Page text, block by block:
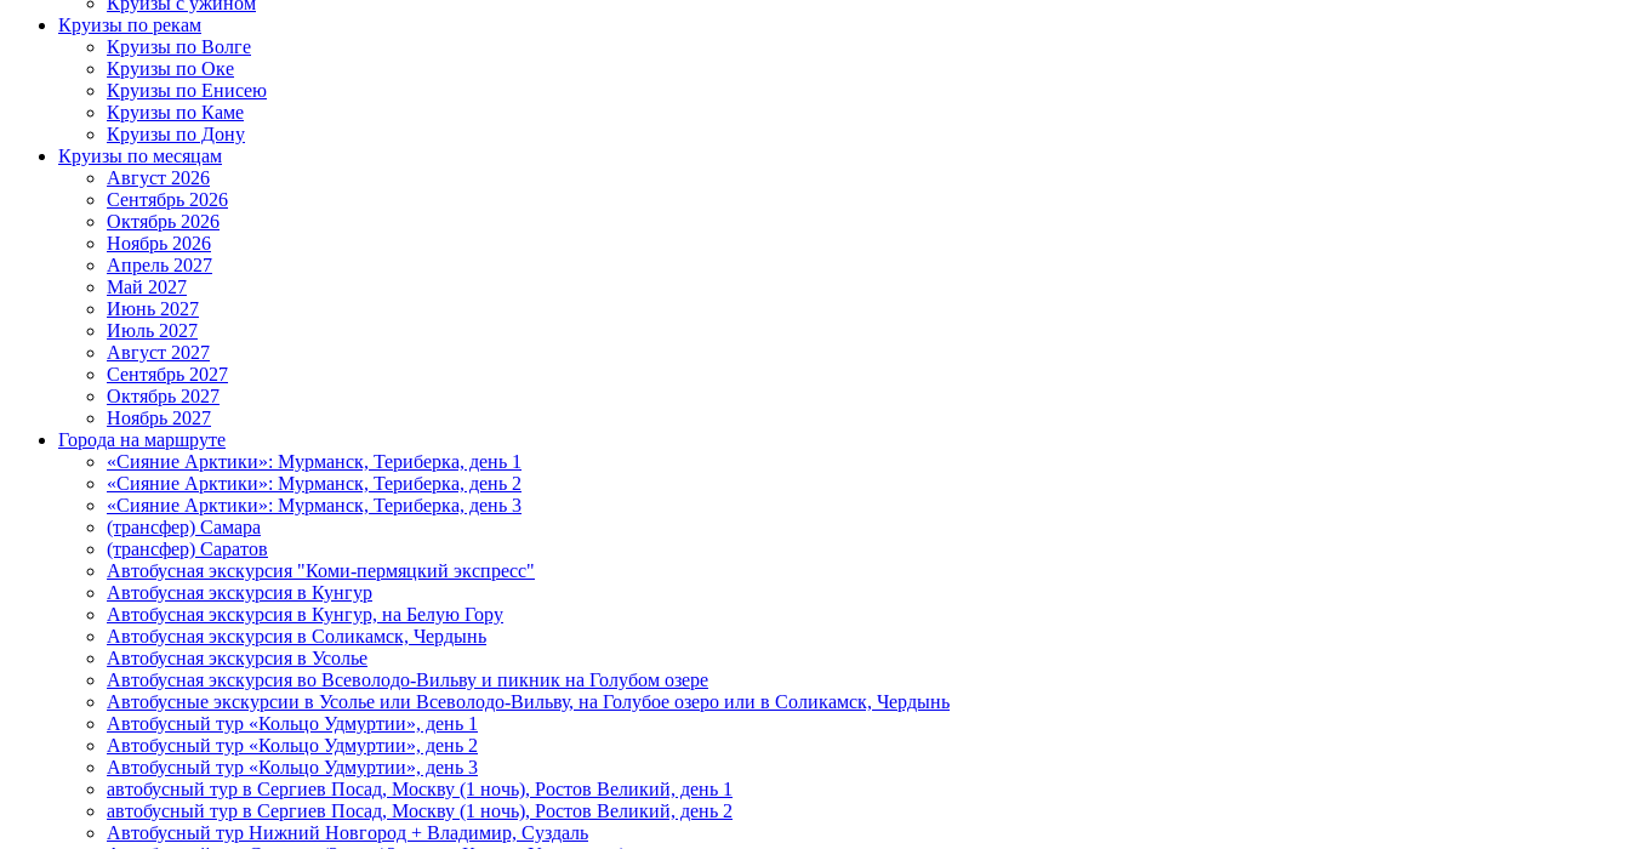
Круизы по рекам
Круизы по Волге
Круизы по Оке
Круизы по Енисею
Круизы по Каме
Круизы по Дону
Круизы по месяцам
Август 2026
Сентябрь 2026
Октябрь 2026
Ноябрь 2026
Апрель 2027
Май 2027
Июнь 2027
Июль 2027
Август 2027
Сентябрь 2027
Октябрь 2027
Ноябрь 2027
Города на маршруте
«Сияние Арктики»: Мурманск, Териберка, день 1
«Сияние Арктики»: Мурманск, Териберка, день 2
«Сияние Арктики»: Мурманск, Териберка, день 3
(трансфер) Самара
(трансфер) Саратов
Автобусная экскурсия "Коми-пермяцкий экспресс"
Автобусная экскурсия в Кунгур
Автобусная экскурсия в Кунгур, на Белую Гору
Автобусная экскурсия в Соликамск, Чердынь
Автобусная экскурсия в Усолье
Автобусная экскурсия во Всеволодо-Вильву и пикник на Голубом озере
Автобусные экскурсии в Усолье или Всеволодо-Вильву, на Голубое озеро или в Соликамск, Чердынь
Автобусный тур «Кольцо Удмуртии», день 1
Автобусный тур «Кольцо Удмуртии», день 2
Автобусный тур «Кольцо Удмуртии», день 3
автобусный тур в Сергиев Посад, Москву (1 ночь), Ростов Великий, день 1
автобусный тур в Сергиев Посад, Москву (1 ночь), Ростов Великий, день 2
Автобусный тур Нижний Новгород + Владимир, Суздаль